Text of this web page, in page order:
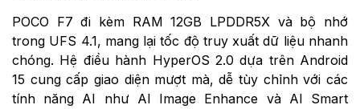
POCO F7 đi kèm RAM 12GB LPDDR5X và bộ nhớ
trong UFS 4.1, mang lại tốc độ truy xuất dữ liệu nhanh
chóng. Hệ điều hành HyperOS 2.0 dựa trên Android
15 cung cấp giao diện mượt mà, dễ tùy chỉnh với các
tính năng AI như AI Image Enhance và AI Smart